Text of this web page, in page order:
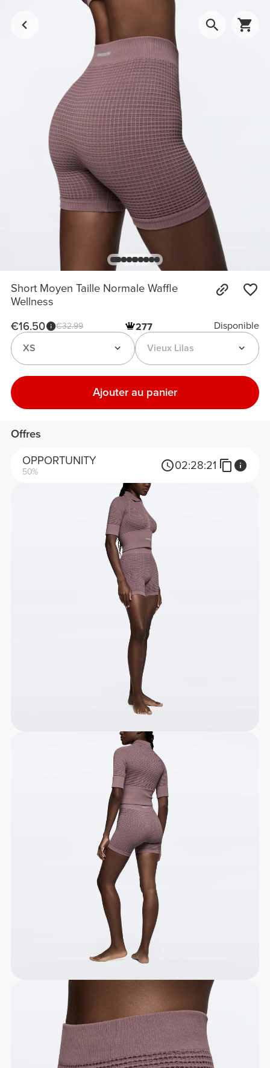
Short Moyen Taille Normale Waffle
Wellness
€16.50
€32.99 277
Disponible
Vieux Lilas
XS
Ajouter au panier
Offres
OPPORTUNITY
50% 02:28:21